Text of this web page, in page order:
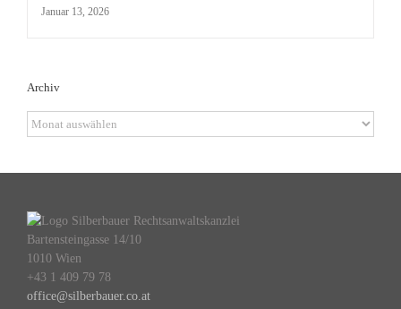
Januar 13, 2026
Archiv
Archiv
Bartensteingasse 14/10
1010 Wien
+43 1 409 79 78
office@silberbauer.co.at